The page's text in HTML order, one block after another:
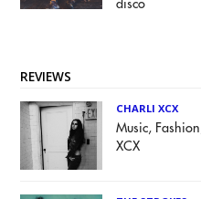
disco
REVIEWS
CHARLI XCX
Music,
XCX